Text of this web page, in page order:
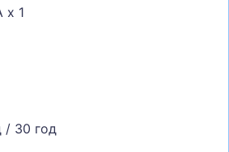
x 1
/ 30 год